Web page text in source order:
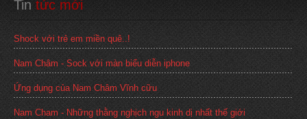
Tin tức mới
Shock với trẻ em miền quê..!
Nam Châm - Sock với màn biểu diễn iphone
Ứng dụng của Nam Châm Vĩnh cữu
Nam Cham - Những thằng nghịch ngu kinh dị nhất thế giới